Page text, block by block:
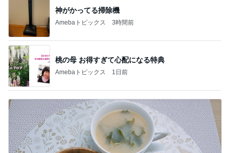
神がかってる掃除機
Amebaトピックス 3時間前
桃の母 お得すぎて心配になる特典
Amebaトピックス 1日前